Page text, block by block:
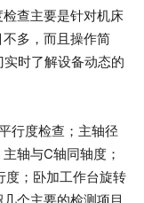
查主要是针对机床
多，而且操作简
时了解设备动态的
行度检查；主轴径
轴与C轴同轴度；
度；卧加工作台旋转